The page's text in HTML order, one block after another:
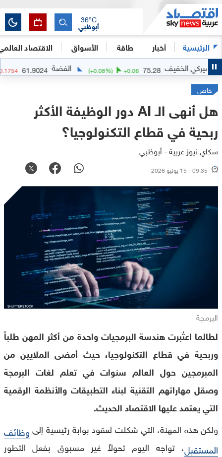
الرئيسية أخبار طاقة الأسواق الاقتصاد
أبوظبي
36°C
75.28
+0.06
(+0.08%) الفضة 61.9024
-0.1754
(-0.28%)
خاص
هل أنهى الـ AI دور الوظيفة الأكثر
ربحية في قطاع التكنولوجيا؟
سكاي نيوز عربية - أبوظبي
09:35 - 15 يونيو 2026
البرمجة
لطالما اعتُبرت هندسة البرمجيات واحدة من أكثر المهن طلباً
وربحية في قطاع التكنولوجيا، حيث أمضى الملايين من
المبرمجين حول العالم سنوات في تعلم لغات البرمجة
وصقل مهاراتهم التقنية لبناء التطبيقات والأنظمة الرقمية
التي يعتمد عليها الاقتصاد الحديث.
ولكن هذه المهنة، التي شكلت لعقود بوابة رئيسية إلىوظائف
المستقبل، تواجه اليوم تحولاً غير مسبوق بفعل التطور